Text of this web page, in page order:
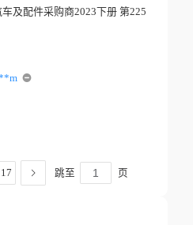
及配件采购商2023下册 第225
跳至 页